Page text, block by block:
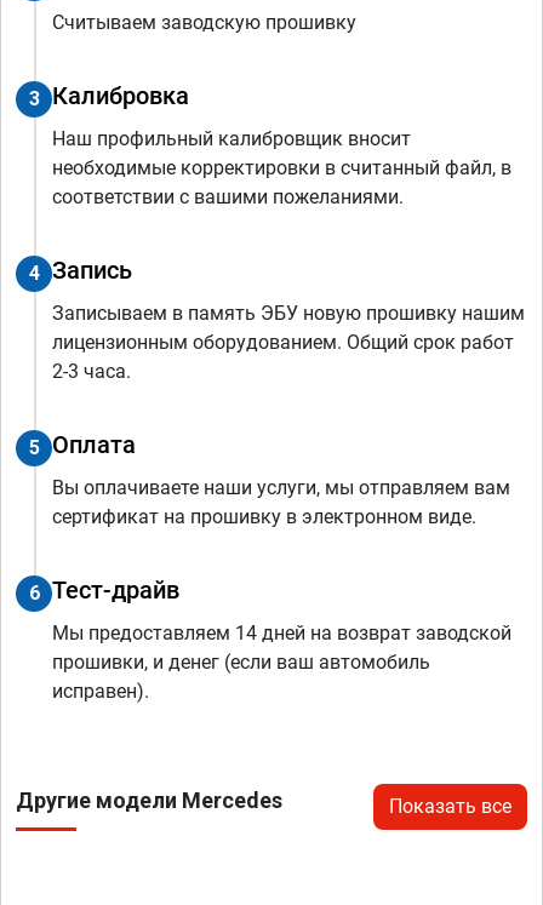
Считываем заводскую прошивку
3 Калибровка
Наш профильный калибровщик вносит
необходимые корректировки в считанный файл, в
соответствии с вашими пожеланиями.
4 Запись
Записываем в память ЭБУ новую прошивку нашим
лицензионным оборудованием. Общий срок работ
2-3 часа.
5 Оплата
Вы оплачиваете наши услуги, мы отправляем вам
сертификат на прошивку в электронном виде.
6 Тест-драйв
Мы предоставляем 14 дней на возврат заводской
прошивки, и денег (если ваш автомобиль
исправен).
Другие модели Mercedes Показать все